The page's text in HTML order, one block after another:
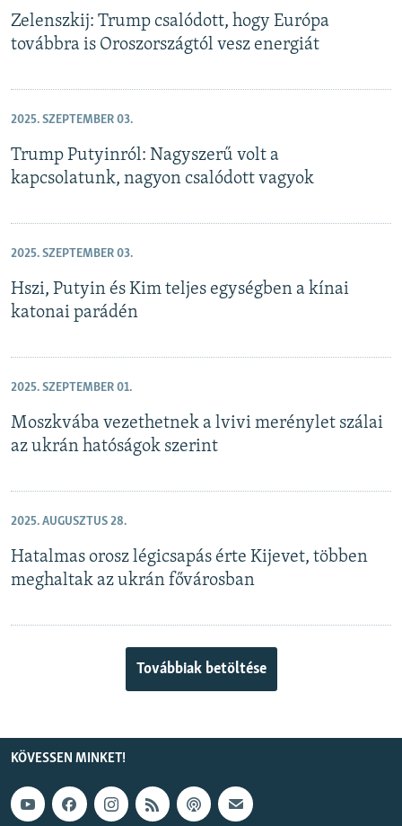
Zelenszkij: Trump csalódott, hogy Európa
továbbra is Oroszországtól vesz energiát
2025. SZEPTEMBER 03.
Trump Putyinról: Nagyszerű volt a
kapcsolatunk, nagyon csalódott vagyok
2025. SZEPTEMBER 03.
Hszi, Putyin és Kim teljes egységben a kínai
katonai parádén
2025. SZEPTEMBER 01.
Moszkvába vezethetnek a lvivi merénylet szálai
az ukrán hatóságok szerint
2025. AUGUSZTUS 28.
Hatalmas orosz légicsapás érte Kijevet, többen
meghaltak az ukrán fővárosban
Továbbiak betöltése
KÖVESSEN MINKET!